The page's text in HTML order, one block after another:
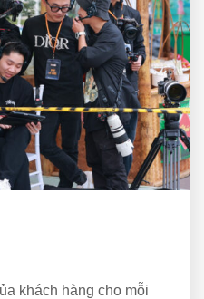
khách hàng cho mỗi